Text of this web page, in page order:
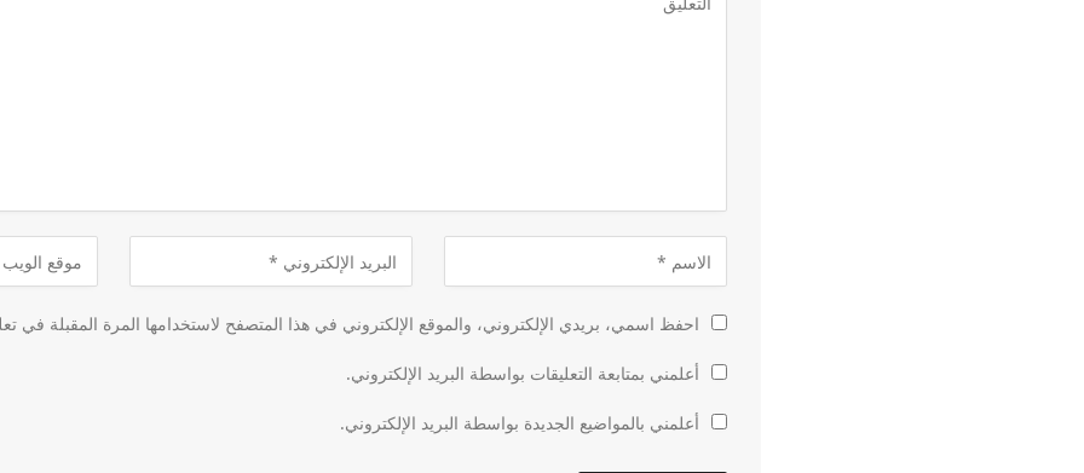
احفظ اسمي، بريدي الإلكتروني، والموقع الإلكتروني في هذا المتصفح لاستخدامها المرة المقبلة في
أعلمني بمتابعة التعليقات بواسطة البريد الإلكتروني.
أعلمني بالمواضيع الجديدة بواسطة البريد الإلكتروني.